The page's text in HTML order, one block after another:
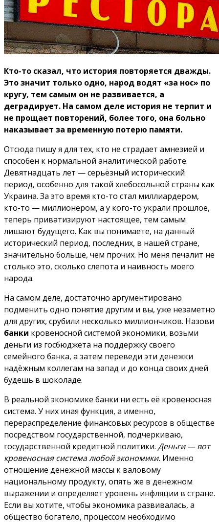
Кто-то сказал, что история повторяется дважды.
Это значит только одно, народ водят «за нос» по
кругу, тем самым он не развивается, а
деградирует. На самом деле история не терпит и
не прощает повторений, более того, она больно
наказывает за временную потерю памяти.
Отсюда пишу я для тех, кто не страдает амнезией и
способен к нормальной аналитической работе.
Девятнадцать лет — серьёзный исторический
период, особенно для такой хлебосольной страны как
Украина. За это время кто-то стал миллиардером,
кто-то — миллионером, а у кого-то украли прошлое,
теперь приватизируют настоящее, тем самым
лишают будущего. Как вы понимаете, на данный
исторический период, последних, в нашей стране,
значительно больше, чем прочих. Но меня печалит не
столько это, сколько слепота и наивность моего
народа.
На самом деле, достаточно аргументировано
подменить одно понятие другим и вы, уже незаметно
для других, срубили несколько миллиончиков. Назови
банки кровеносной системой экономики, возьми
деньги из госбюджета на поддержку своего
семейного банка, а затем переведи эти денежки
надёжным коллегам на запад и до конца своих дней
будешь в шоколаде.
В реальной экономике банки ни есть её кровеносная
система. У них иная функция, а именно,
перераспределение финансовых ресурсов в обществе
посредством государственной, подчеркиваю,
государственной кредитной политики. Деньги — вот
кровеносная система любой экономики. Именно
отношение денежной массы к валовому
национальному продукту, опять же в денежном
выражении и определяет уровень инфляции в стране.
Если вы хотите, чтобы экономика развивалась, а
общество богатело, процессом необходимо